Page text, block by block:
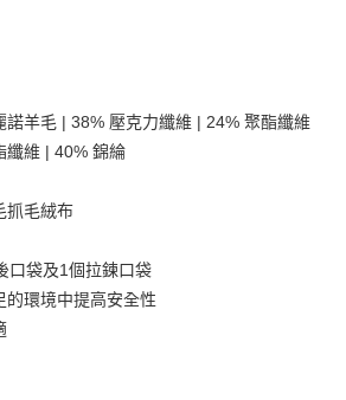
彰化商業銀行
台北富邦商業銀行
永豐商業銀行
星展（台灣）商業銀行
諾羊毛 | 38% 壓克力纖維 | 24% 聚酯纖維
纖維 | 40% 錦綸
抓毛絨布
口袋及1個拉鍊口袋
的環境中提高安全性